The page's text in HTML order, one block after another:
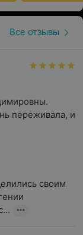
Все отзывы
переживала, и
своим